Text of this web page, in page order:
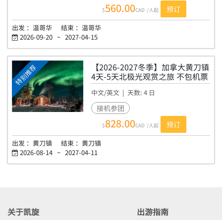
$560.00CAD /人起 预订
出发 ： 温哥华 结束 ： 温哥华
2026-09-20 ~ 2027-04-15
特别推荐
K4/K5
【2026-2027冬季】加拿大黄刀镇
4天-5天北极光观赏之旅 不包机票
中文/英文 | 天数: 4 日
接机参团
$828.00CAD /人起 预订
出发 ： 黄刀镇 结束 ： 黄刀镇
2026-08-14 ~ 2027-04-11
关于凯旋 出游指南